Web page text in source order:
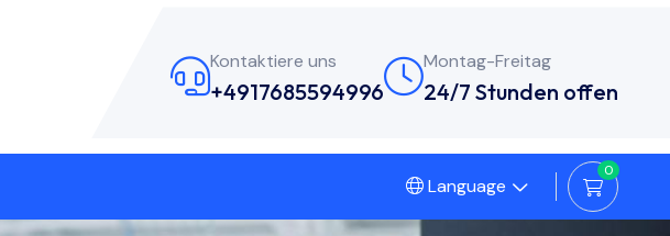
Kontaktiere uns
+4917685594996
Montag-Freitag
24/7 Stunden offen
Language
0